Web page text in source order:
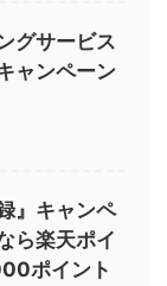
グサービス
ャンペーン
』キャンペ
ら楽天ポイ
ポイント